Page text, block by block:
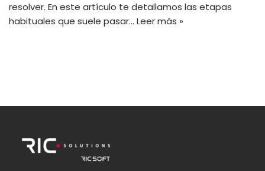
resolver. En este artículo te detallamos las etapas
habituales que suele pasar… Leer más »